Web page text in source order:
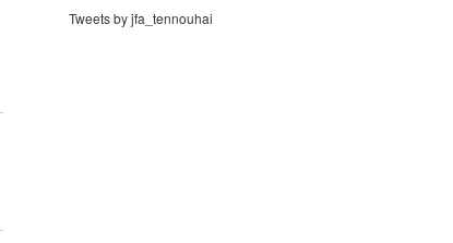
Tweets by jfa_tennouhai